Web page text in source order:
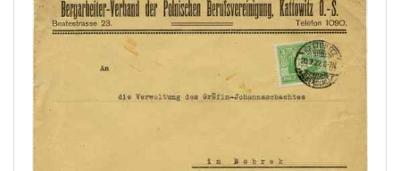
Recent result
Archive
Regulation
Contact